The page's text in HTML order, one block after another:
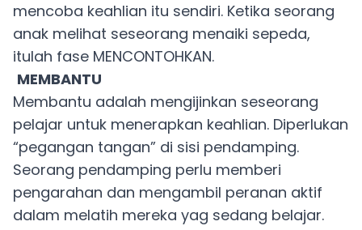
mencoba keahlian itu sendiri. Ketika seorang
anak melihat seseorang menaiki sepeda,
itulah fase MENCONTOHKAN.
MEMBANTU
Membantu adalah mengijinkan seseorang
pelajar untuk menerapkan keahlian. Diperlukan
“pegangan tangan” di sisi pendamping.
Seorang pendamping perlu memberi
pengarahan dan mengambil peranan aktif
dalam melatih mereka yag sedang belajar.